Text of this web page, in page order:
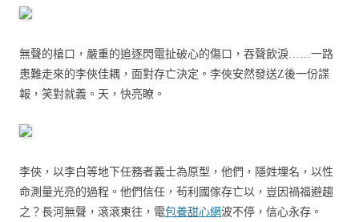
無聲的槍口，嚴重的追逐閃電扯破心的傷口，吞聲飲淚……一路
患難走來的李俠佳耦，面對存亡決定。 李俠安然發送Z後一份諜
報，笑對就義。 天，快亮瞭。
李俠，以李白等地下任務者義士為原型， 他們，隱姓埋名，以性
命測量光亮的過程。 他們信任， 茍利國傢存亡以，豈因禍福避趨
之？ 長河無聲，滾滾東往， 電包養甜心網波不停，信心永存。